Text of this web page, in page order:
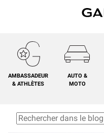
AMBASSADEUR
& ATHLÈTES
AUTO &
MOTO